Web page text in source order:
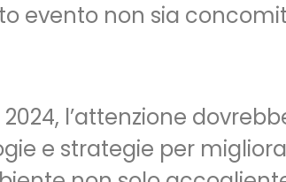
evento non sia
l’attenzione
e strategie per